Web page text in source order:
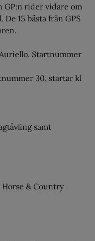
GP:n rider vidare om
15 bästa från GPS
Startnummer
30, startar kl
samt
& Country